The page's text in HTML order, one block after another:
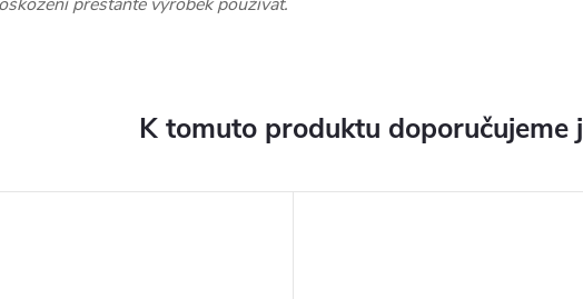
K tomuto produktu doporučujeme